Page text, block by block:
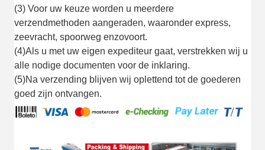
(3) Voor uw keuze worden u meerdere
verzendmethoden aangeraden, waaronder express,
zeevracht, spoorweg enzovoort.
(4)Als u met uw eigen expediteur gaat, verstrekken wij u
alle nodige documenten voor de inklaring.
(5)Na verzending blijven wij oplettend tot de goederen
goed zijn ontvangen.